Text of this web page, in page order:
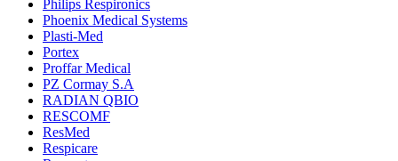
Philips Respironics
Phoenix Medical Systems
Plasti-Med
Portex
Proffar Medical
PZ Cormay S.A
RADIAN QBIO
RESCOMF
ResMed
Respicare